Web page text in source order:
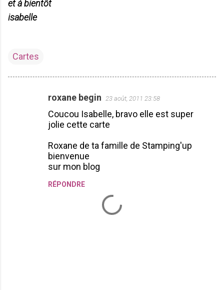
et à bientôt
isabelle
Cartes
roxane begin 23 août, 2011 23:58
Coucou Isabelle, bravo elle est super
jolie cette carte
Roxane de ta famille de Stamping'up
bienvenue
sur mon blog
RÉPONDRE